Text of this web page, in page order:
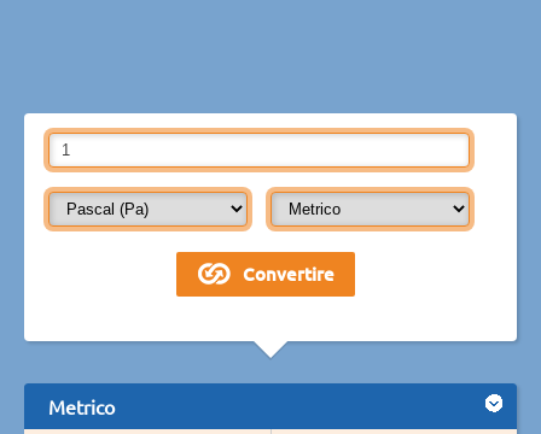
Metrico